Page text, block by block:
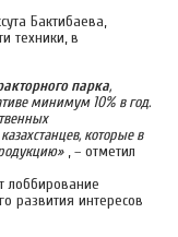
Бактибаева,
техники, в
парка,
минимум 10% в год.
которые в
, – отметил
лоббирование
развития интересов